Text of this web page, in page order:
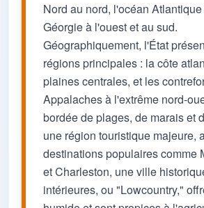
Nord au nord, l'océan
Géorgie à l'ouest et au sud.
Géographiquement, l'État
régions principales : la côte
plaines centrales, et les
Appalaches à l'extrême nord-
bordée de plages, de marais et
une région touristique majeure,
destinations populaires comme
et Charleston, une ville
intérieures, ou "Lowcountry,"